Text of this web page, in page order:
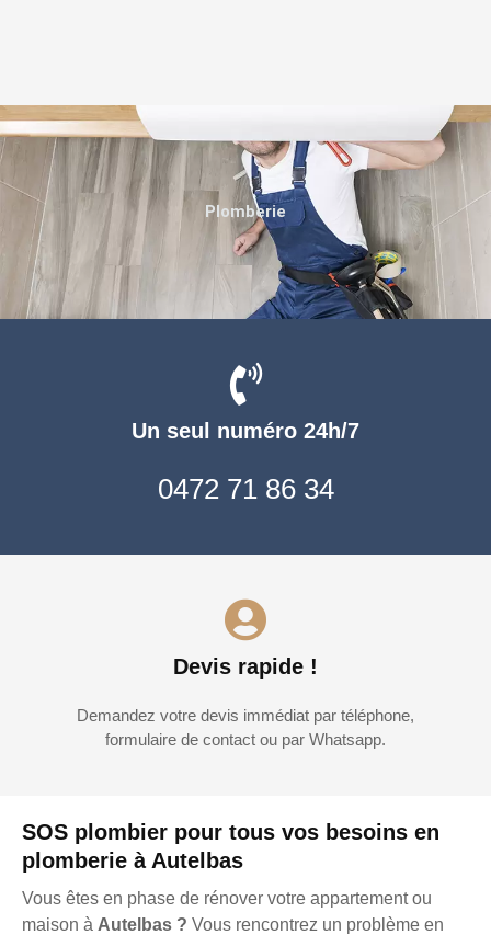
SOS plombier pour tous vos besoins en
plomberie à Autelbas
Vous êtes en phase de rénover votre appartement ou
maison à Autelbas ? Vous rencontrez un problème en
Un seul numéro 24h/7
0472 71 86 34
Devis rapide !
Demandez votre devis immédiat par téléphone,
formulaire de contact ou par Whatsapp.
Plomberie